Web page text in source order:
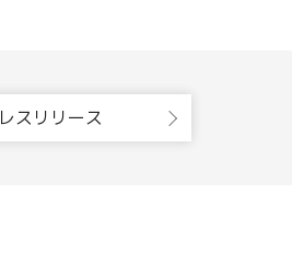
スリリース